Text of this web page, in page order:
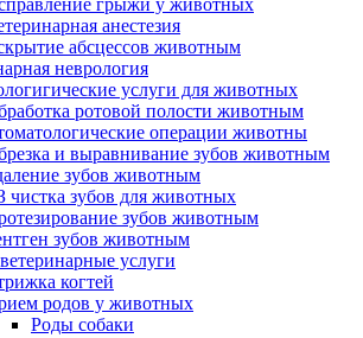
грыжи у животных
анестезия
абсцессов животным
неврология
услуги для животных
ротовой полости животным
операции животны
и выравнивание зубов животным
зубов животным
чистка зубов для животных
зубов животным
зубов животным
услуги
когтей
родов у животных
Роды собаки